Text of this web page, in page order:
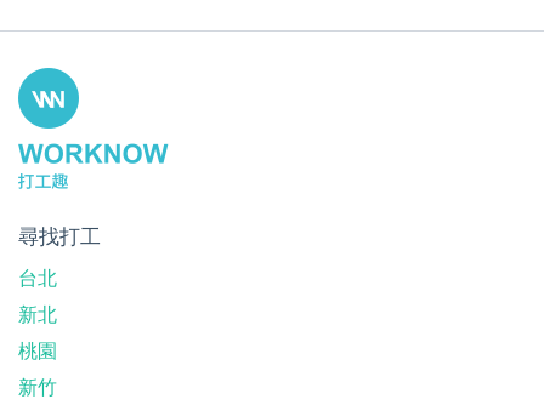
尋找打工
台北
新北
桃園
新竹